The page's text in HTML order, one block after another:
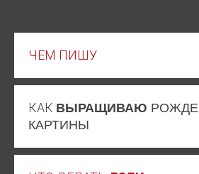
ЧЕМ ПИШУ
КАК ВЫРАЩИВАЮ
КАРТИНЫ